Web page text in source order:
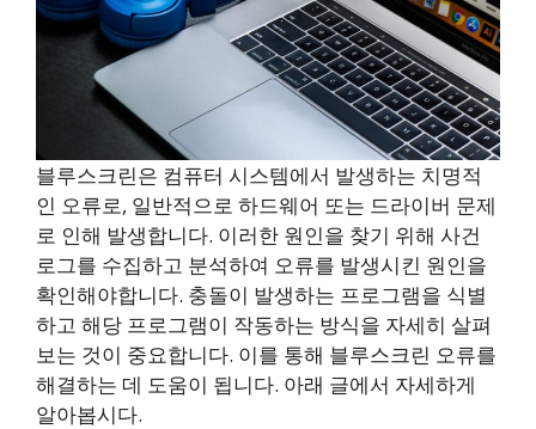
블루스크린은 컴퓨터 시스템에서 발생하는 치명적
인 오류로, 일반적으로 하드웨어 또는 드라이버 문제
로 인해 발생합니다. 이러한 원인을 찾기 위해 사건
로그를 수집하고 분석하여 오류를 발생시킨 원인을
확인해야합니다. 충돌이 발생하는 프로그램을 식별
하고 해당 프로그램이 작동하는 방식을 자세히 살펴
보는 것이 중요합니다. 이를 통해 블루스크린 오류를
해결하는 데 도움이 됩니다. 아래 글에서 자세하게
알아봅시다.